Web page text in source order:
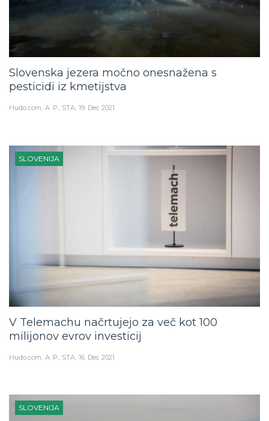
Slovenska jezera močno onesnažena s
pesticidi iz kmetijstva
Hudo.com A. P., STA 19. Dec 2021
SLOVENIJA
V Telemachu načrtujejo za več kot 100
milijonov evrov investicij
Hudo.com A. P., STA 16. Dec 2021
SLOVENIJA